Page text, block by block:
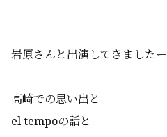
岩原さんと出演してきましたー
高崎での思い出と
el tempoの話と